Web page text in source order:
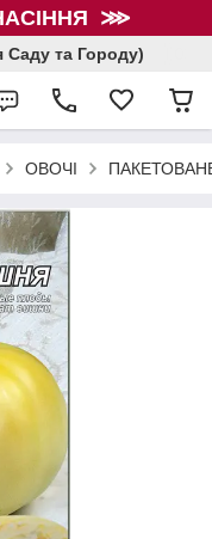
⋙
Саду та Городу)
ОВОЧІ